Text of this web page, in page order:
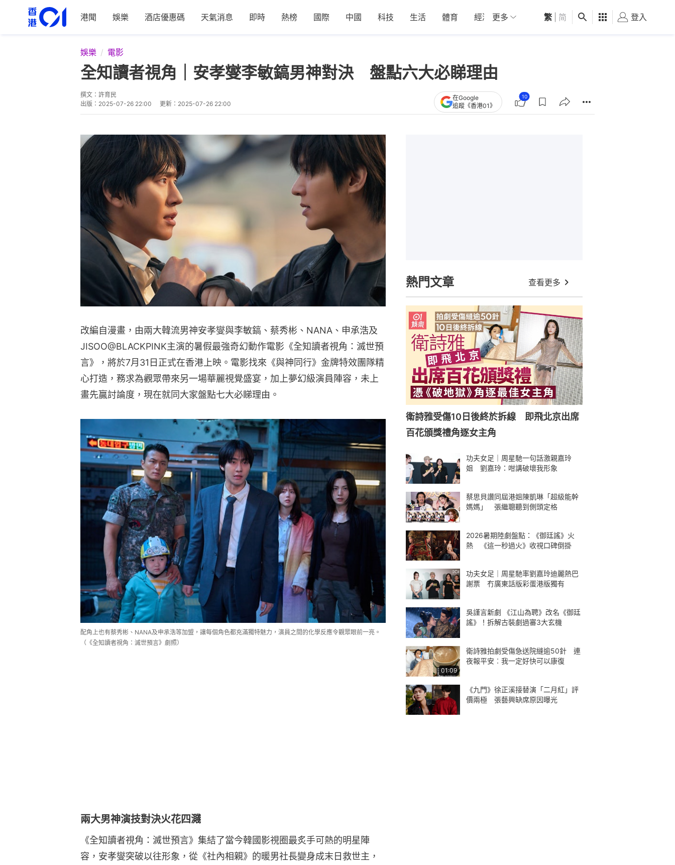
港聞 娛樂 酒店優惠碼 天氣消息 即時 熱榜 國際 中國 科技 生活 體育 經濟 01深圳 觀點 健康 好食玩飛
更多 繁 简 登入
娛樂 電影
全知讀者視角｜安孝燮李敏鎬男神對決 盤點六大必睇理由
撰文： 許育民
出版： 2025-07-26 22:00 更新： 2025-07-26 22:00
在Google
追蹤《香港01》
10
改編自漫畫，由兩大韓流男神安孝燮與李敏鎬、蔡秀彬、NANA、申承浩及
JISOO@BLACKPINK主演的暑假最強奇幻動作電影《全知讀者視角：滅世預
言》，將於7月31日正式在香港上映。電影找來《與神同行》金牌特效團隊精
心打造，務求為觀眾帶來另一場華麗視覺盛宴，加上夢幻級演員陣容，未上
畫先贏討論度，現在就同大家盤點七大必睇理由。
配角上也有蔡秀彬、NANA及申承浩等加盟，讓每個角色都充滿獨特魅力，演員之間的化學反應令觀眾眼前一亮。
（《全知讀者視角：滅世預言》劇照）
兩大男神演技對決火花四濺
《全知讀者視角：滅世預言》集結了當今韓國影視圈最炙手可熱的明星陣
容，安孝燮突破以往形象，從《社內相親》的暖男社長變身成末日救世主，
熱門文章 查看更多
衛詩雅受傷10日後終於拆線 即飛北京出席
百花頒獎禮角逐女主角
功夫女足｜周星馳一句話激親嘉玲
姐 劉嘉玲：咁講破壞我形象
蔡思貝讚同屆港姐陳凱琳「超級能幹
媽媽」 張繼聰聽到側頭定格
2026暑期陸劇盤點：《御廷謠》火
熱 《這一秒過火》收視口碑倒掛
功夫女足｜周星馳率劉嘉玲迪麗熱巴
謝票 冇廣東話版彩蛋港版獨有
吳謹言新劇 《江山為聘》改名《御廷
謠》！拆解古裝劇過審3大玄機
01:09
衛詩雅拍劇受傷急送院縫逾50針 連
夜報平安︰我一定好快可以康復
《九門》徐正溪接替演「二月紅」評
價兩極 張藝興缺席原因曝光